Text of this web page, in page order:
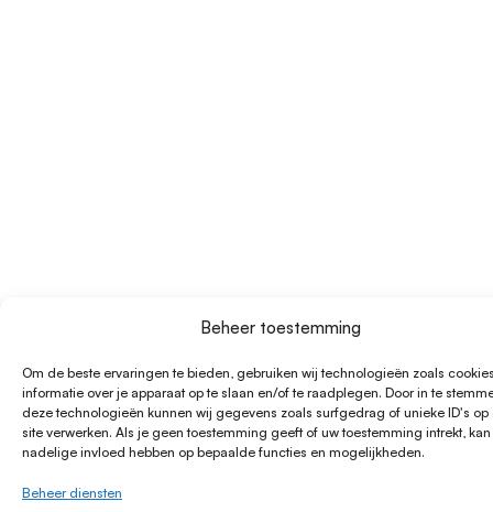
Beheer toestemming
Om de beste ervaringen te bieden, gebruiken wij technologieën zoals
informatie over je apparaat op te slaan en/of te raadplegen. Door in te
deze technologieën kunnen wij gegevens zoals surfgedrag of unieke ID's op
site verwerken. Als je geen toestemming geeft of uw toestemming intrekt,
nadelige invloed hebben op bepaalde functies en mogelijkheden.
Beheer diensten